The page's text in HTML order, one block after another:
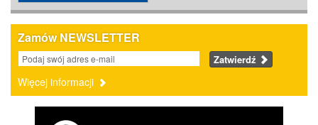
Zamów NEWSLETTER
Zatwierdź
Więcej informacji